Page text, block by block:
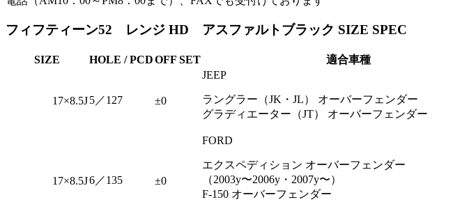
フィフティーン52 レンジ HD アスファルトブラック SIZE SPEC
SIZE HOLE / PCDOFF SET 適合車種
17×8.5J5／127 ±0
JEEP
ラングラー（JK・JL） オーバーフェンダー
グラディエーター（JT） オーバーフェンダー
17×8.5J6／135 ±0
FORD
エクスペディション オーバーフェンダー
（2003y〜2006y・2007y〜）
F-150 オーバーフェンダー